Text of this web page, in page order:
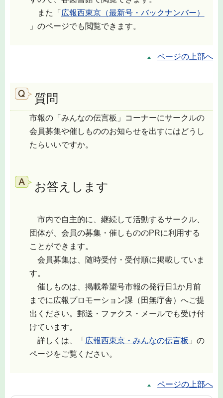
また「 広報西東京（最新号・バックナンバー）
」のページでも閲覧できます。
ページの上部へ
質問
市報の「みんなの伝言板」コーナーにサークルの
会員募集や催しもののお知らせを出すにはどうし
たらいいですか。
お答えします
市内で自主的に、継続して活動するサークル、
団体が、会員の募集・催しもののPRに利用する
ことができます。
会員募集は、随時受付・受付順に掲載していま
す。
催しものは、掲載希望号市報の発行日1か月前
までに広報プロモーション課（田無庁舎）へご提
出ください。郵送・ファクス・メールでも受け付
けています。
詳しくは、「 広報西東京・みんなの伝言板 」の
ページをご覧ください。
ページの上部へ